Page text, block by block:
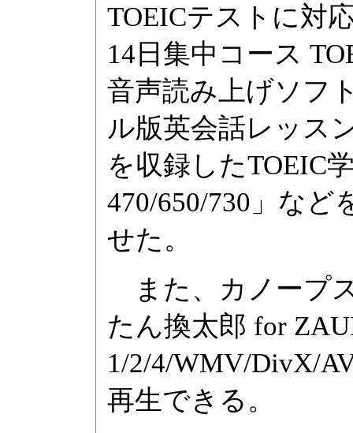
TOEICテストに対
14日集中コース
音声読み上げソフ
ル版英会話レッス
を収録したTOEIC
470/650/730」な
せた。
また、カノープ
たん換太郎 for
1/2/4/WMV/DivX/
再生できる。